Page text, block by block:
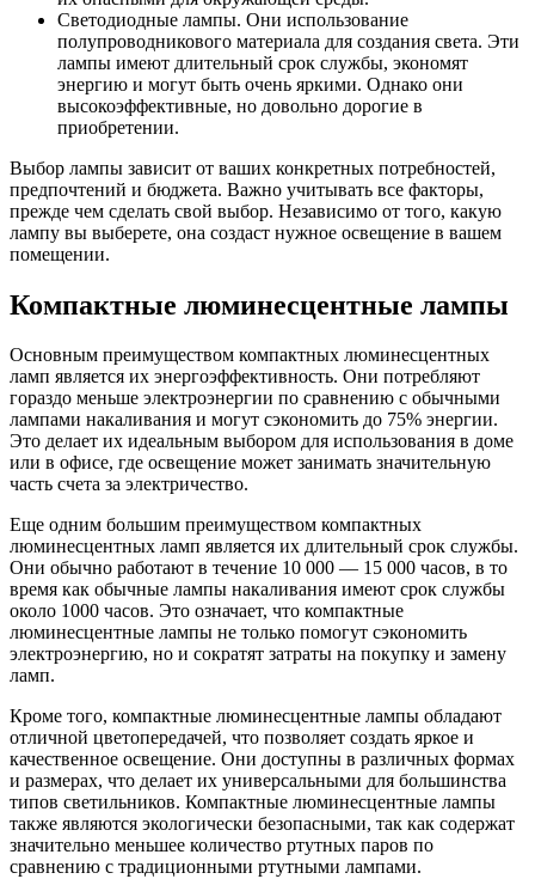
Светодиодные лампы. Они использование
полупроводникового материала для создания света. Эти
лампы имеют длительный срок службы, экономят
энергию и могут быть очень яркими. Однако они
высокоэффективные, но довольно дорогие в
приобретении.
Выбор лампы зависит от ваших конкретных потребностей,
предпочтений и бюджета. Важно учитывать все факторы,
прежде чем сделать свой выбор. Независимо от того, какую
лампу вы выберете, она создаст нужное освещение в вашем
помещении.
Компактные люминесцентные лампы
Основным преимуществом компактных люминесцентных
ламп является их энергоэффективность. Они потребляют
гораздо меньше электроэнергии по сравнению с обычными
лампами накаливания и могут сэкономить до 75% энергии.
Это делает их идеальным выбором для использования в доме
или в офисе, где освещение может занимать значительную
часть счета за электричество.
Еще одним большим преимуществом компактных
люминесцентных ламп является их длительный срок службы.
Они обычно работают в течение 10 000 — 15 000 часов, в то
время как обычные лампы накаливания имеют срок службы
около 1000 часов. Это означает, что компактные
люминесцентные лампы не только помогут сэкономить
электроэнергию, но и сократят затраты на покупку и замену
ламп.
Кроме того, компактные люминесцентные лампы обладают
отличной цветопередачей, что позволяет создать яркое и
качественное освещение. Они доступны в различных формах
и размерах, что делает их универсальными для большинства
типов светильников. Компактные люминесцентные лампы
также являются экологически безопасными, так как содержат
значительно меньшее количество ртутных паров по
сравнению с традиционными ртутными лампами.